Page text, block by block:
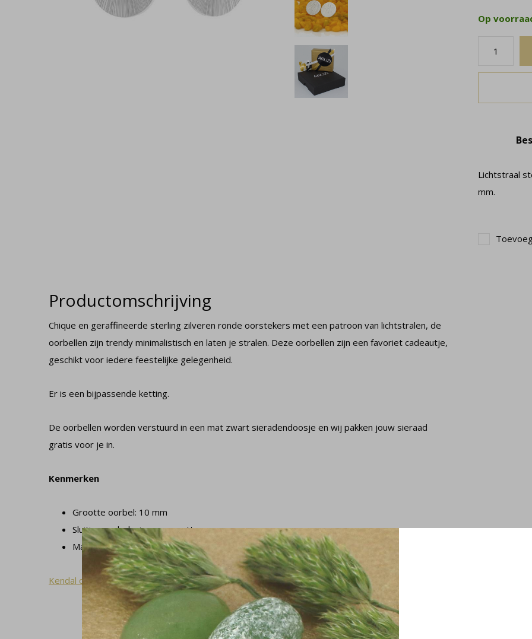
Op
Lichtstraal
mm.
Productomschrijving
Chique en geraffineerde sterling zilveren ronde oorstekers met een patroon van lichtstralen, de
oorbellen zijn trendy minimalistisch en laten je stralen. Deze oorbellen zijn een favoriet cadeautje,
geschikt voor iedere feestelijke gelegenheid.
Er is een bijpassende ketting.
De oorbellen worden verstuurd in een mat zwart sieradendoosje en wij pakken jouw sieraad
gratis voor je in.
Kenmerken
Grootte oorbel: 10 mm
Sluiting oorbel: pin en pousette
Materiaal: 925 zilver
Kendal collectie